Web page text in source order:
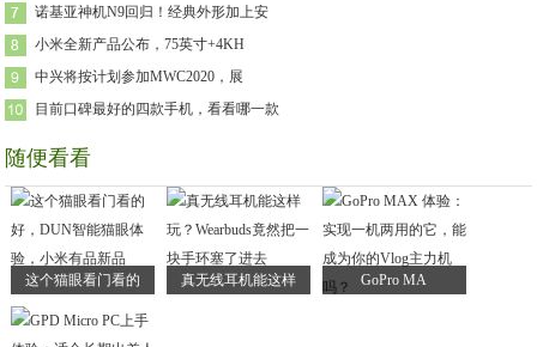
诺基亚神机N9回归！经典外形加上安
小米全新产品公布，75英寸+4KH
中兴将按计划参加MWC2020，展
目前口碑最好的四款手机，看看哪一款
随便看看
这个猫眼看门看的 真无线耳机能这样 GoPro MA